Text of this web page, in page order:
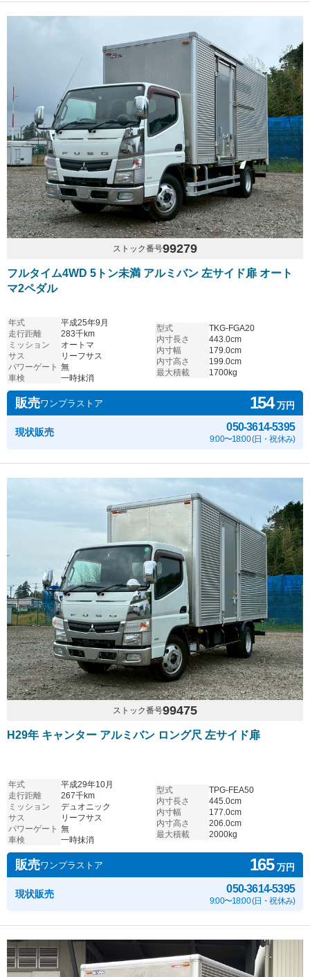
ストック番号99279
フルタイム4WD 5トン未満 アルミバン 左サイド扉 オート
マ2ペダル
年式
平成25年9月
走行距離
283千km
ミッション
オートマ
サス
リーフサス
パワーゲート 無
車検
一時抹消
型式
TKG-FGA20
内寸長さ
443.0cm
内寸幅
179.0cm
内寸高さ
199.0cm
最大積載
1700kg
販売ワンプラストア 154万円
現状販売 050-3614-5395
9:00〜18:00 (日・祝休み)
ストック番号99475
H29年 キャンター アルミバン ロング尺 左サイド扉
年式
平成29年10月
走行距離
267千km
ミッション
デュオニック
サス
リーフサス
パワーゲート 無
車検
一時抹消
型式
TPG-FEA50
内寸長さ
445.0cm
内寸幅
177.0cm
内寸高さ
206.0cm
最大積載
2000kg
販売ワンプラストア 165万円
現状販売 050-3614-5395
9:00〜18:00 (日・祝休み)